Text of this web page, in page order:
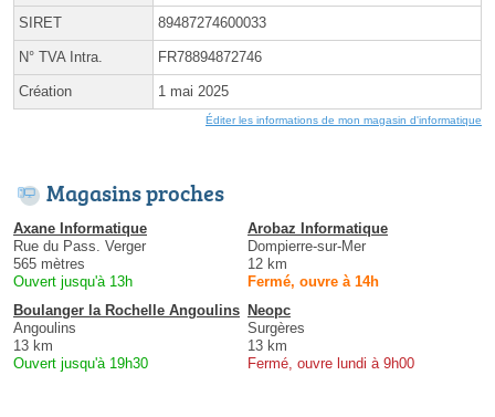
SIRET 89487274600033
N° TVA Intra. FR78894872746
Création 1 mai 2025
Éditer les informations de mon magasin d'informatique
Magasins proches
Axane Informatique
Rue du Pass. Verger
565 mètres
Ouvert jusqu'à 13h
Arobaz Informatique
Dompierre-sur-Mer
12 km
Fermé, ouvre à 14h
Boulanger la Rochelle Angoulins
Angoulins
13 km
Ouvert jusqu'à 19h30
Neopc
Surgères
13 km
Fermé, ouvre lundi à 9h00